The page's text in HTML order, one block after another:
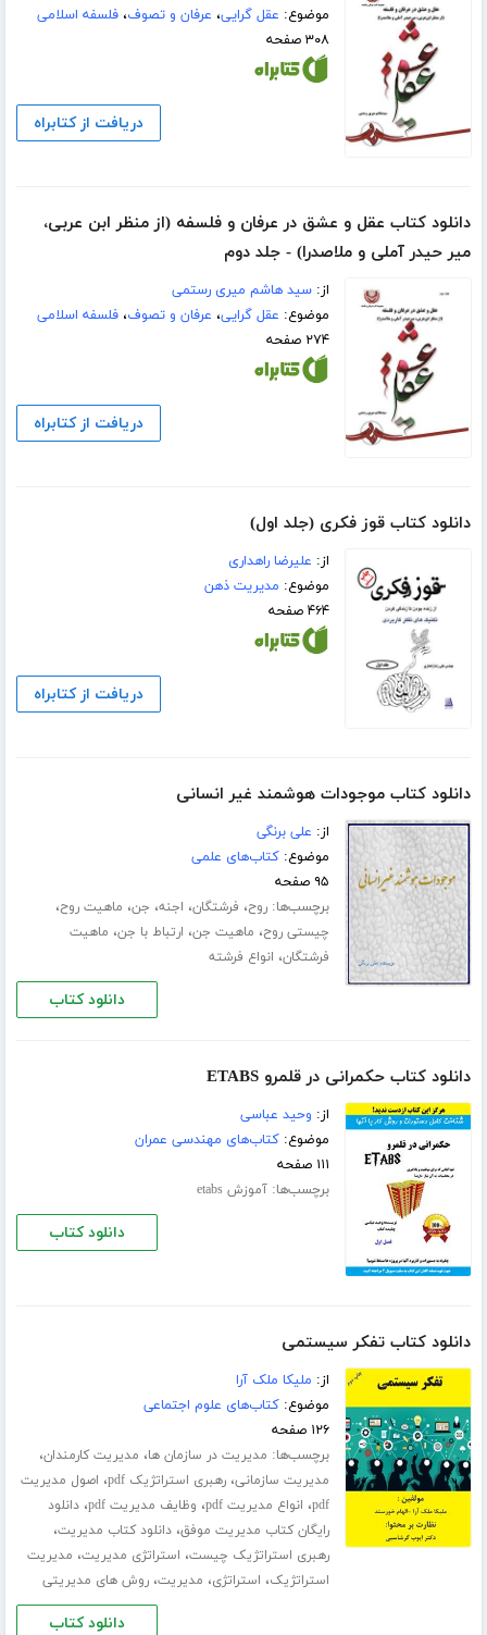
موضوع: عقل گرایی، عرفان و تصوف،فلسفه اسلامی
۳۰۸ صفحه
دریافت از کتابراه
دانلود کتاب عقل و عشق در عرفان و فلسفه (از منظر ابن عربی،
میر حیدر آملی و ملاصدرا) - جلد دوم
از:سید هاشم میری رستمی
موضوع: عقل گرایی، عرفان و تصوف،فلسفه اسلامی
۲۷۴ صفحه
دریافت از کتابراه
دانلود کتاب قوز فکری (جلد اول)
از: علیرضا راهداری
موضوع: مدیریت ذهن
۴۶۴ صفحه
دریافت از کتابراه
دانلود کتاب موجودات هوشمند غیر انسانی
از: علی برنگی
موضوع:کتاب‌های علمی
۹۵ صفحه
برچسب‌ها:روح، فرشتگان، اجنه، جن، ماهیت روح،
چیستی روح، ماهیت جن، ارتباط با جن، ماهیت
فرشتگان، انواع فرشته
دانلود کتاب
دانلود کتاب حکمرانی در قلمرو ETABS
از: وحید عباسی
موضوع:کتاب‌های مهندسی عمران
۱۱۱ صفحه
برچسب‌ها:آموزش etabs
دانلود کتاب
دانلود کتاب تفکر سیستمی
از: ملیکا ملک آرا
موضوع:کتاب‌های علوم اجتماعی
۱۲۶ صفحه
برچسب‌ها: مدیریت در سازمان ها، مدیریت کارمندان،
مدیریت سازمانی،رهبری استراتژیک pdf ، اصول مدیریت
pdf، انواع مدیریت pdf ، وظایف مدیریت pdf ،دانلود
رایگان کتاب مدیریت موفق،دانلود کتاب مدیریت،
رهبری استراتژیک چیست، استراتژی مدیریت، مدیریت
استراتژیک، استراتژی، مدیریت،روش های مدیریتی
دانلود کتاب